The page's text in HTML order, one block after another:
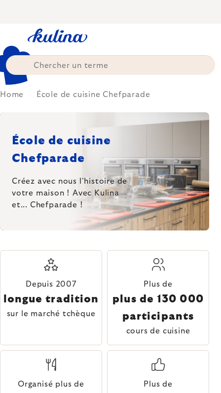
Home École de cuisine Chefparade
École de cuisine
Chefparade
Créez avec nous l'histoire de
votre maison ! Avec Kulina
et... Chefparade !
Depuis 2007
longue tradition
sur le marché tchèque
Plus de
plus de 130 000
participants
cours de cuisine
Organisé plus de Plus de